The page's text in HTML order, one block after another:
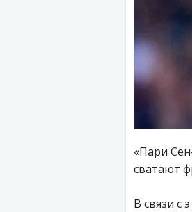
«Пари
сватают
В связи с